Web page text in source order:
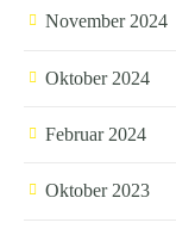
November 2024
Oktober 2024
Februar 2024
Oktober 2023